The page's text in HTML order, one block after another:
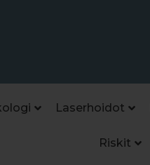
Laserhoidot
Riskit